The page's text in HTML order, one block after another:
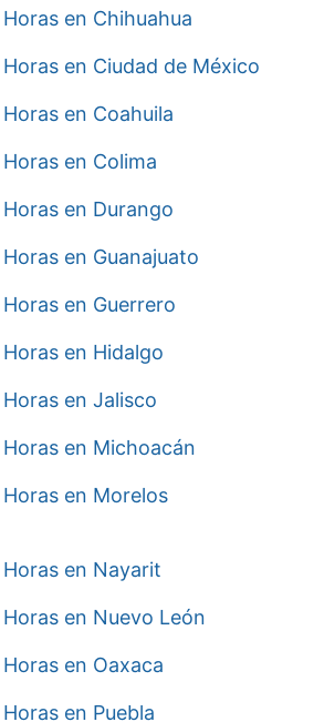
en Chihuahua
en Ciudad de México
en Coahuila
en Colima
en Durango
en Guanajuato
en Guerrero
en Hidalgo
en Jalisco
en Michoacán
en Morelos
en Nayarit
en Nuevo León
en Oaxaca
en Puebla